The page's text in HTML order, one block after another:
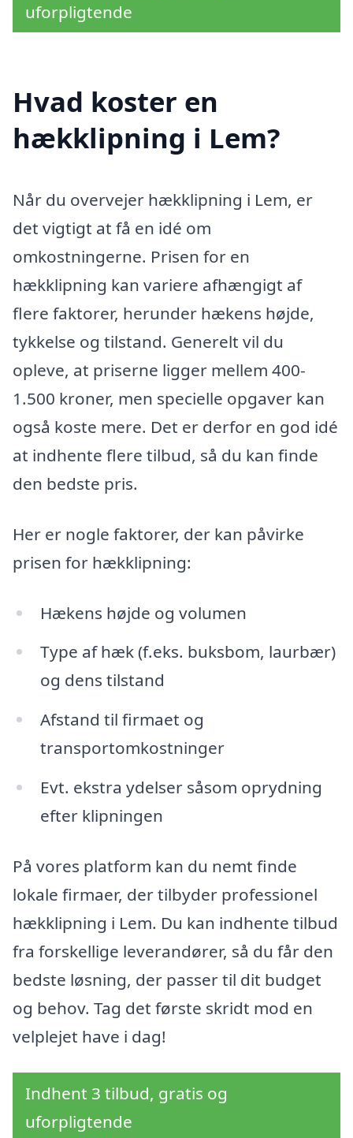
uforpligtende
Hvad koster en
hækklipning i Lem?
Når du overvejer hækklipning i Lem, er
det vigtigt at få en idé om
omkostningerne. Prisen for en
hækklipning kan variere afhængigt af
flere faktorer, herunder hækens højde,
tykkelse og tilstand. Generelt vil du
opleve, at priserne ligger mellem 400-
1.500 kroner, men specielle opgaver kan
også koste mere. Det er derfor en god idé
at indhente flere tilbud, så du kan finde
den bedste pris.
Her er nogle faktorer, der kan påvirke
prisen for hækklipning:
Hækens højde og volumen
Type af hæk (f.eks. buksbom, laurbær)
og dens tilstand
Afstand til firmaet og
transportomkostninger
Evt. ekstra ydelser såsom oprydning
efter klipningen
På vores platform kan du nemt finde
lokale firmaer, der tilbyder professionel
hækklipning i Lem. Du kan indhente tilbud
fra forskellige leverandører, så du får den
bedste løsning, der passer til dit budget
og behov. Tag det første skridt mod en
velplejet have i dag!
Indhent 3 tilbud, gratis og
uforpligtende